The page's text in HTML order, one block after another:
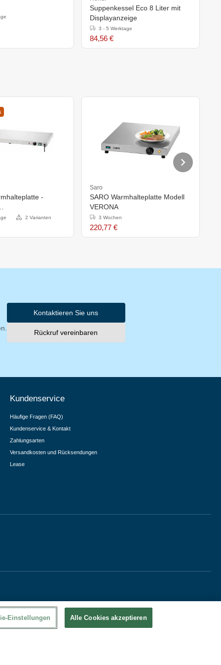
Suppenkessel Eco 8 Liter mit
Displayanzeige
3 - 5 Werktage
84,56 €
-
2 Varianten
Saro
SARO Warmhalteplatte Modell
VERONA
3 Wochen
220,77 €
Kontaktieren Sie uns
Rückruf vereinbaren
Kundenservice
Häufige Fragen (FAQ)
Kundenservice & Kontakt
Zahlungsarten
Versandkosten und Rücksendungen
Lease
Einstellungen Alle Cookies akzeptieren